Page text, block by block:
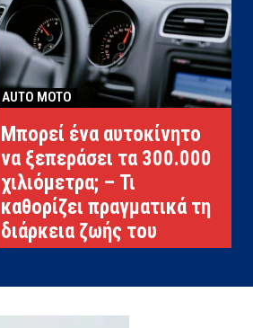
AUTO MOTO
Μπορεί ένα αυτοκίνητο
να ξεπεράσει τα 300.000
χιλιόμετρα; – Τι
καθορίζει πραγματικά τη
διάρκεια ζωής του